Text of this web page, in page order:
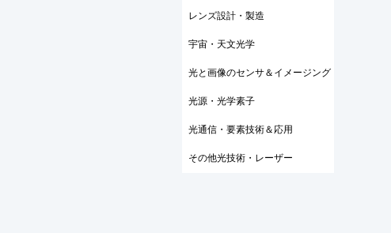
レンズ設計・製造
宇宙・天文光学
光と画像のセンサ＆イメージング
光源・光学素子
光通信・要素技術＆応用
その他光技術・レーザー